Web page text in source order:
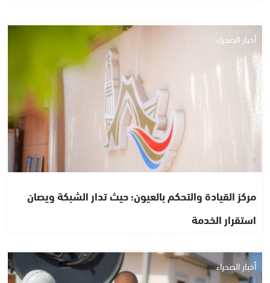
أخبار الصحراء
مركز القيادة والتحكم بالعيون؛ حيث تدار الشبكة ويصان
استقرار الخدمة
أخبار الصحراء